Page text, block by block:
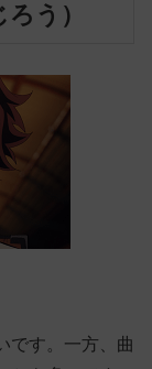
う）
です。一方、曲